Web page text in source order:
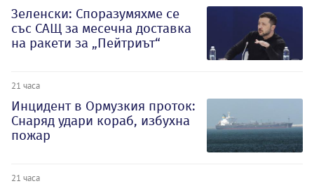
Зеленски: Споразумяхме се
със САЩ за месечна доставка
на ракети за „Пейтриът“
21 часа
Инцидент в Ормузкия проток:
Снаряд удари кораб, избухна
пожар
21 часа